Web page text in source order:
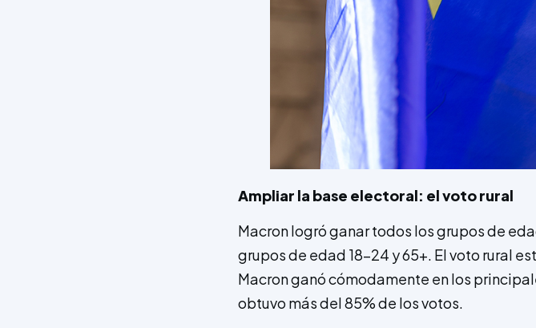
Ampliar la base electoral: el voto rural
Macron logró ganar todos los grupos de
grupos de edad 18-24 y 65+. El voto rural
Macron ganó cómodamente en los
obtuvo más del 85% de los votos.